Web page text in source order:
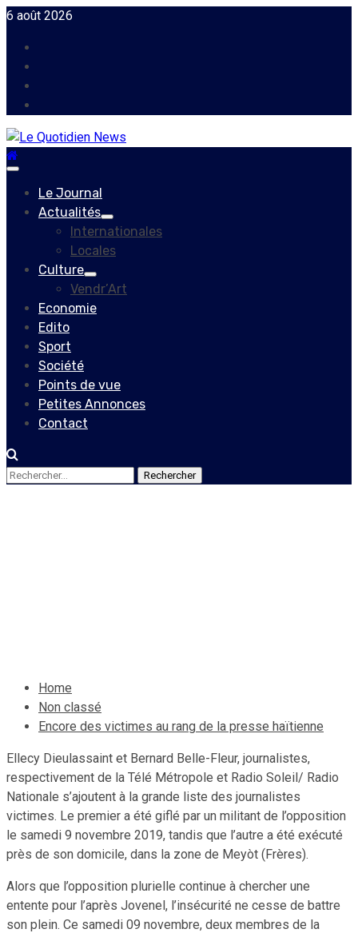
Skip
content
6 août 2026
Primary
Le Journal
Actualités
Internationales
Locales
Culture
Vendr’Art
Economie
Edito
Sport
Société
Points de vue
Petites Annonces
Contact
Rechercher :
Home
Non classé
Encore des victimes au rang de la presse haïtienne
Ellecy Dieulassaint et Bernard Belle-Fleur, journalistes,
respectivement de la Télé Métropole et Radio Soleil/ Radio
Nationale s’ajoutent à la grande liste des journalistes
victimes. Le premier a été giflé par un militant de l’opposition
le samedi 9 novembre 2019, tandis que l’autre a été exécuté
près de son domicile, dans la zone de Meyòt (Frères).
Alors que l’opposition plurielle continue à chercher une
entente pour l’après Jovenel, l’insécurité ne cesse de battre
son plein. Ce samedi 09 novembre, deux membres de la